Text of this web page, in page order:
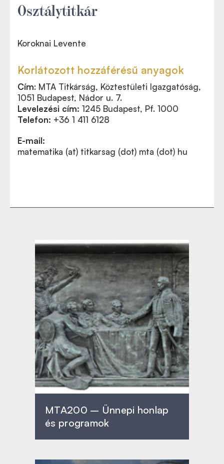
Osztálytitkár
Koroknai Levente
Korlátozott hozzáférésű anyagok
Cím: MTA Titkárság, Köztestületi Igazgatóság,
1051 Budapest, Nádor u. 7.
Levelezési cím: 1245 Budapest, Pf. 1000
Telefon: +36 1 411 6128
E-mail:
matematika (at) titkarsag (dot) mta (dot) hu
MTA200 – Ünnepi honlap
és programok